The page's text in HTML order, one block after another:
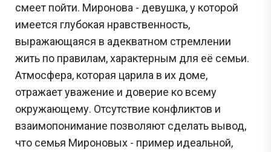
смеет пойти. Миронова - девушка, у которой
имеется глубокая нравственность,
выражающаяся в адекватном стремлении
жить по правилам, характерным для её семьи.
Атмосфера, которая царила в их доме,
отражает уважение и доверие ко всему
окружающему. Отсутствие конфликтов и
взаимопонимание позволяют сделать вывод,
что семья Мироновых - пример идеальной,